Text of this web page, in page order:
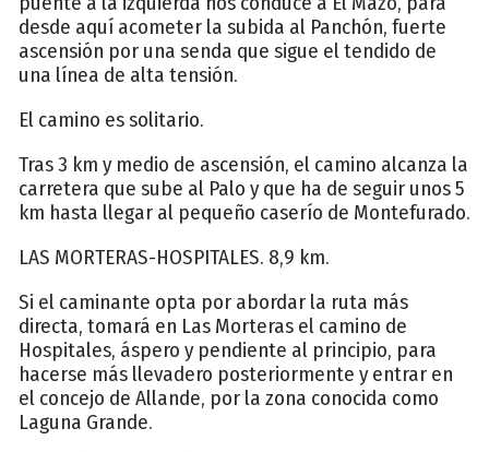
desde aquí acometer la subida al Panchón, fuerte
ascensión por una senda que sigue el tendido de
una línea de alta tensión.
El camino es solitario.
Tras 3 km y medio de ascensión, el camino alcanza la
carretera que sube al Palo y que ha de seguir unos 5
km hasta llegar al pequeño caserío de Montefurado.
LAS MORTERAS-HOSPITALES. 8,9 km.
Si el caminante opta por abordar la ruta más
directa, tomará en Las Morteras el camino de
Hospitales, áspero y pendiente al principio, para
hacerse más llevadero posteriormente y entrar en
el concejo de Allande, por la zona conocida como
Laguna Grande.